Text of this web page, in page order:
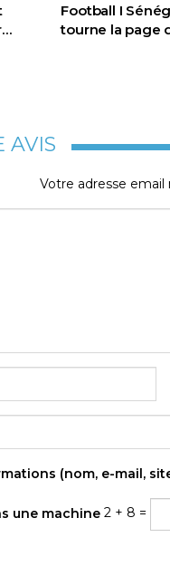
Football I
tourne la page
AVIS
Votre adresse email
(nom, e-mail,
une machine 2 + 8 =